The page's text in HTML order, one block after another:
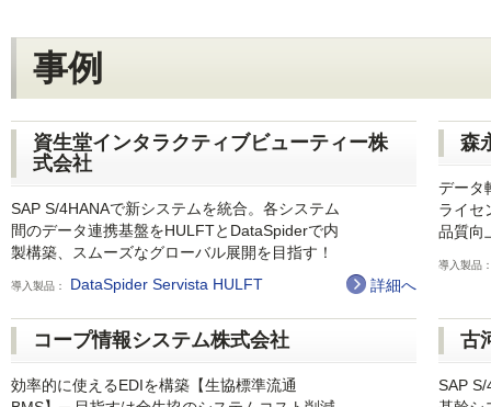
事例
資生堂インタラクティブビューティー株
式会社
SAP S/4HANAで新システムを統合。各システム
間のデータ連携基盤をHULFTとDataSpiderで内
製構築、スムーズなグローバル展開を目指す！
導入製品： DataSpider Servista HULFT 詳細へ
森
データ
ライセ
品質向
導入製品
コープ情報システム株式会社
効率的に使えるEDIを構築【生協標準流通
古
SAP